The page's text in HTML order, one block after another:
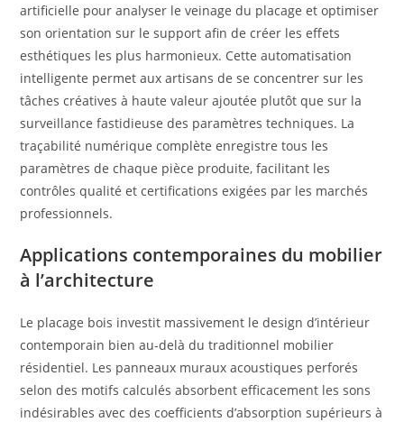
artificielle pour analyser le veinage du placage et optimiser
son orientation sur le support afin de créer les effets
esthétiques les plus harmonieux. Cette automatisation
intelligente permet aux artisans de se concentrer sur les
tâches créatives à haute valeur ajoutée plutôt que sur la
surveillance fastidieuse des paramètres techniques. La
traçabilité numérique complète enregistre tous les
paramètres de chaque pièce produite, facilitant les
contrôles qualité et certifications exigées par les marchés
professionnels.
Applications contemporaines du mobilier
à l’architecture
Le placage bois investit massivement le design d’intérieur
contemporain bien au-delà du traditionnel mobilier
résidentiel. Les panneaux muraux acoustiques perforés
selon des motifs calculés absorbent efficacement les sons
indésirables avec des coefficients d’absorption supérieurs à